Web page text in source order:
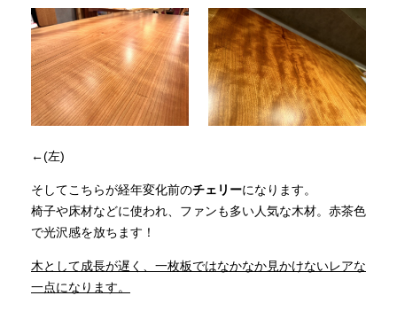
←(左)
そしてこちらが経年変化前のチェリーになります。
椅子や床材などに使われ、ファンも多い人気な木材。赤茶色
で光沢感を放ちます！
木として成長が遅く、一枚板ではなかなか見かけないレアな
一点になります。